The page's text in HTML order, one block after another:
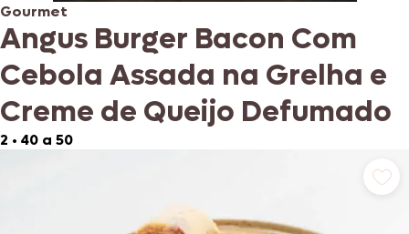
Gourmet
Angus Burger Bacon Com
Cebola Assada na Grelha e
Creme de Queijo Defumado
2 • 40 a 50